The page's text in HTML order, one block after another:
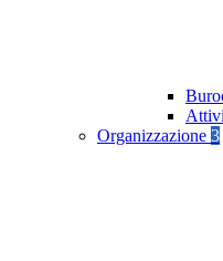
Organizzazione 3